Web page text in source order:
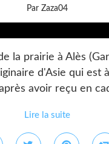
Par Zaza04
la prairie à Alès
d'Asie qui est
avoir reçu en
Lire la suite